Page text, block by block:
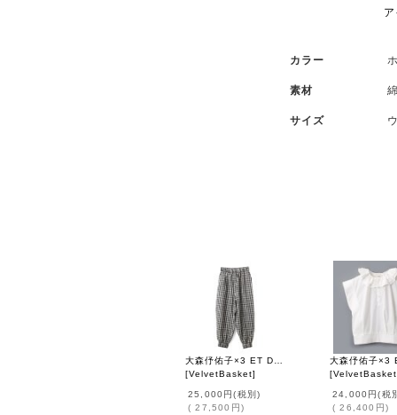
カラー
素材
サイズ
大森伃佑子×3 ET DEMI パンツ (GIN)
[VelvetBasket]
25,000円(税別)
( 27,500円 )
[VelvetBasket
24,000円(税
( 26,400円 )